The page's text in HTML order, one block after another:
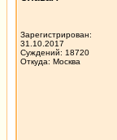
Зарегистрирован:
31.10.2017
Суждений: 18720
Откуда: Москва